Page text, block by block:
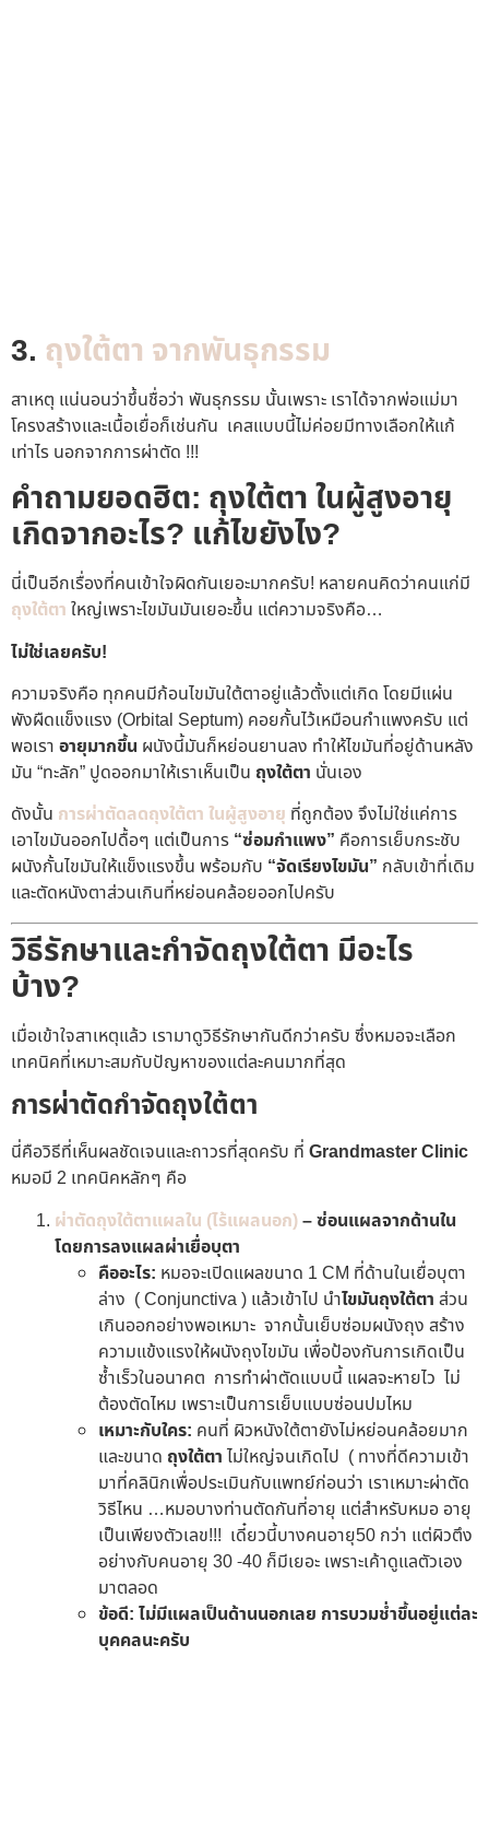
3. ถุงใต้ตา จากพันธุกรรม
สาเหตุ แน่นอนว่าขึ้นชื่อว่า พันธุกรรม นั้นเพราะ เราได้จากพ่อแม่มา
โครงสร้างและเนื้อเยื่อก็เช่นกัน เคสแบบนี้ไม่ค่อยมีทางเลือกให้แก้
เท่าไร นอกจากการผ่าตัด !!!
คำถามยอดฮิต: ถุงใต้ตา ในผู้สูงอายุ
เกิดจากอะไร? แก้ไขยังไง?
นี่เป็นอีกเรื่องที่คนเข้าใจผิดกันเยอะมากครับ! หลายคนคิดว่าคนแก่มี
ถุงใต้ตา ใหญ่เพราะไขมันมันเยอะขึ้น แต่ความจริงคือ…
ไม่ใช่เลยครับ!
ความจริงคือ ทุกคนมีก้อนไขมันใต้ตาอยู่แล้วตั้งแต่เกิด โดยมีแผ่น
พังผืดแข็งแรง (Orbital Septum) คอยกั้นไว้เหมือนกำแพงครับ แต่
พอเรา อายุมากขึ้น ผนังนี้มันก็หย่อนยานลง ทำให้ไขมันที่อยู่ด้านหลัง
มัน “ทะลัก” ปูดออกมาให้เราเห็นเป็น ถุงใต้ตา นั่นเอง
ดังนั้น การผ่าตัดลดถุงใต้ตา ในผู้สูงอายุ ที่ถูกต้อง จึงไม่ใช่แค่การ
เอาไขมันออกไปดื้อๆ แต่เป็นการ “ซ่อมกำแพง” คือการเย็บกระชับ
ผนังกั้นไขมันให้แข็งแรงขึ้น พร้อมกับ “จัดเรียงไขมัน” กลับเข้าที่เดิม
และตัดหนังตาส่วนเกินที่หย่อนคล้อยออกไปครับ
วิธีรักษาและกำจัดถุงใต้ตา มีอะไร
บ้าง?
เมื่อเข้าใจสาเหตุแล้ว เรามาดูวิธีรักษากันดีกว่าครับ ซึ่งหมอจะเลือก
เทคนิคที่เหมาะสมกับปัญหาของแต่ละคนมากที่สุด
การผ่าตัดกำจัดถุงใต้ตา
นี่คือวิธีที่เห็นผลชัดเจนและถาวรที่สุดครับ ที่ Grandmaster Clinic
หมอมี 2 เทคนิคหลักๆ คือ
ผ่าตัดถุงใต้ตาแผลใน (ไร้แผลนอก)– ซ่อนแผลจากด้านใน
โดยการลงแผลผ่าเยื่อบุตา
คืออะไร: หมอจะเปิดแผลขนาด 1 CM ที่ด้านในเยื่อบุตา
ล่าง ( Conjunctiva ) แล้วเข้าไป นำไขมันถุงใต้ตา ส่วน
เกินออกอย่างพอเหมาะ จากนั้นเย็บซ่อมผนังถุง สร้าง
ความแข้งแรงให้ผนังถุงไขมัน เพื่อป้องกันการเกิดเป็น
ซ้ำเร็วในอนาคต การทำผ่าตัดแบบนี้ แผลจะหายไว ไม่
ต้องตัดไหม เพราะเป็นการเย็บแบบซ่อนปมไหม
เหมาะกับใคร: คนที่ ผิวหนังใต้ตายังไม่หย่อนคล้อยมาก
และขนาด ถุงใต้ตา ไม่ใหญ่จนเกิดไป ( ทางที่ดีความเข้า
มาที่คลินิกเพื่อประเมินกับแพทย์ก่อนว่า เราเหมาะผ่าตัด
วิธีไหน …หมอบางท่านตัดกันที่อายุ แต่สำหรับหมอ อายุ
เป็นเพียงตัวเลข!!! เดี๋ยวนี้บางคนอายุ50 กว่า แต่ผิวตึง
อย่างกับคนอายุ 30 -40 ก็มีเยอะ เพราะเค้าดูแลตัวเอง
มาตลอด
ข้อดี: ไม่มีแผลเป็นด้านนอกเลย การบวมช่ำขึ้นอยู่แต่ละ
บุคคลนะครับ